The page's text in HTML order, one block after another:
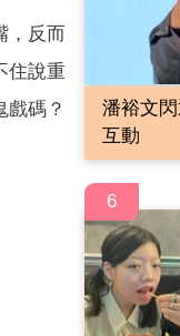
，反而
住說重
戲碼？
潘裕文
互動
6